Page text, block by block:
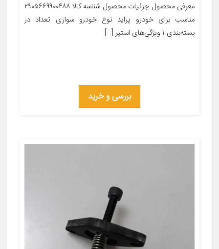
معرفی محصول جزئیات محصول شناسه کالا ۲۹۰۵۶۶۹۹۰۰۴۸۸
مناسب برای خودرو پراید نوع خودرو سواری تعداد در
بسته‌بندی ۱ ویژگی‌های استپر […]
بررسی و خرید